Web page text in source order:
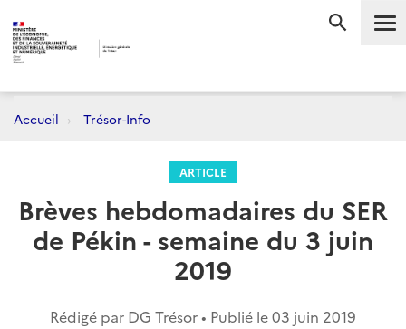
Accueil Trésor-Info
ARTICLE
Brèves hebdomadaires du SER
de Pékin - semaine du 3 juin
2019
Rédigé par DG Trésor • Publié le03 juin 2019